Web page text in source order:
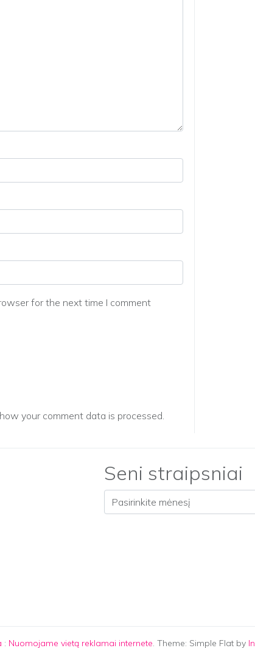
for the next time I comment
your comment data is processed.
Seni straipsniai
Seni straipsniai
: Nuomojame vietą reklamai internete. Theme: Simple Flat by